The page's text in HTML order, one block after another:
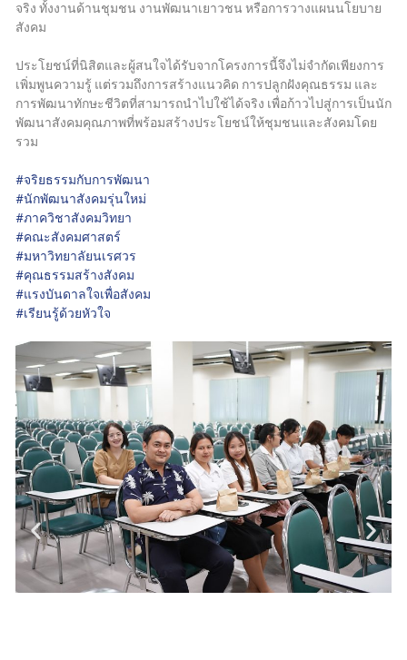
จริง ทั้งงานด้านชุมชน งานพัฒนาเยาวชน หรือการวางแผนนโยบาย
สังคม
ประโยชน์ที่นิสิตและผู้สนใจได้รับจากโครงการนี้จึงไม่จำกัดเพียงการ
เพิ่มพูนความรู้ แต่รวมถึงการสร้างแนวคิด การปลูกฝังคุณธรรม และ
การพัฒนาทักษะชีวิตที่สามารถนำไปใช้ได้จริง เพื่อก้าวไปสู่การเป็นนัก
พัฒนาสังคมคุณภาพที่พร้อมสร้างประโยชน์ให้ชุมชนและสังคมโดย
รวม
#จริยธรรมกับการพัฒนา
#นักพัฒนาสังคมรุ่นใหม่
#ภาควิชาสังคมวิทยา
#คณะสังคมศาสตร์
#มหาวิทยาลัยนเรศวร
#คุณธรรมสร้างสังคม
#แรงบันดาลใจเพื่อสังคม
#เรียนรู้ด้วยหัวใจ